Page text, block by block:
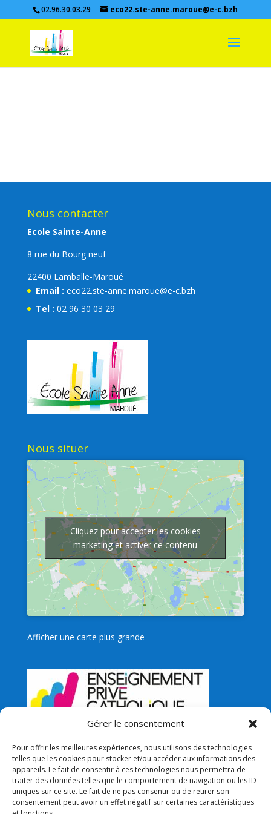
Gérer le consentement
Pour offrir les meilleures expériences, nous utilisons des technologies
telles que les cookies pour stocker et/ou accéder aux informations des
appareils. Le fait de consentir à ces technologies nous permettra de
traiter des données telles que le comportement de navigation ou les ID
uniques sur ce site. Le fait de ne pas consentir ou de retirer son
consentement peut avoir un effet négatif sur certaines caractéristiques
02.96.30.03.29 eco22.ste-anne.maroue@e-c.bzh
Nous contacter
Ecole Sainte-Anne
8 rue du Bourg neuf
22400 Lamballe-Maroué
Email : eco22.ste-anne.maroue@e-c.bzh
Tel : 02 96 30 03 29
Nous situer
Cliquez pour accepter les cookies
marketing et activer ce contenu
Afficher une carte plus grande
Liens utiles
Collège Sacré Coeur de Lamballe
Collège Lycée Saint-Joseph de Lamballe